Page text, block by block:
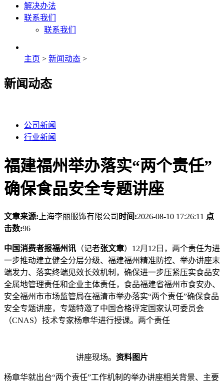
解决办法
联系我们
联系我们
主页 > 新闻动态 >
新闻动态
公司新闻
行业新闻
福建福州举办落实“两个责任”
确保食品安全专题讲座
文章来源: 上海李丽服饰有限公司 时间:2026-08-10 17:26:11 点
击数:96
中国消费者报福州讯 （记者张文章）12月12日，两个责任为进
一步推动建立健全分层分级、福建福州精准防控、举办讲座末
端发力、落实终端见效长效机制，确保进一步压紧压实食品安
全属地管理责任和企业主体责任，食品福建省福州市食安办、
安全福州市市场监管局在福清市举办落实“两个责任”确保食品
安全专题讲座，专题特邀了中国合格评定国家认可委员会
（CNAS）技术专家杨章华进行授课。两个责任
讲座现场。 资料图片
杨章华就出台“两个责任”工作机制的举办讲座相关背景、主要